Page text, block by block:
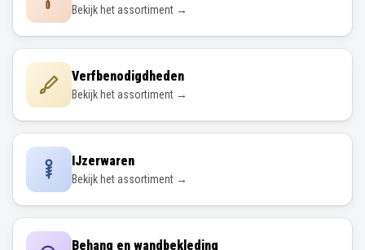
Bekijk het assortiment →
Verfbenodigdheden
Bekijk het assortiment →
IJzerwaren
Bekijk het assortiment →
Behang en wandbekleding